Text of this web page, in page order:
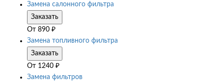
Замена салонного фильтра
Заказать
От 890 ₽
Замена топливного фильтра
Заказать
От 1240 ₽
Замена фильтров